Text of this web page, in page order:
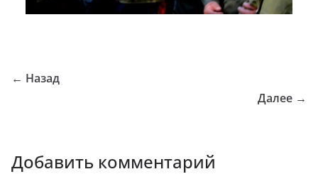
← Назад
Далее →
Добавить комментарий